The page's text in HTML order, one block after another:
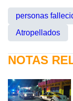
personas
Atropellados
NOTAS